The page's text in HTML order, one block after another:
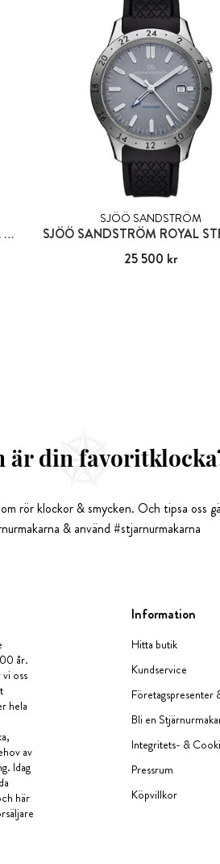
SJÖÖ SANDSTRÖM ROYAL STEEL WORLDTIMER
SJÖÖ SANDSTRÖM
Pris:25 500 kr
25 500 kr
är din
rör klockor & smycken. Och tipsa oss
& använd #stjarnurmakarna
år.
oss
hela
av
Idag
här
Information
Hitta butik
Kundservice
Företagspresenter
Bli en
Integritets- &
Pressrum
Köpvillkor